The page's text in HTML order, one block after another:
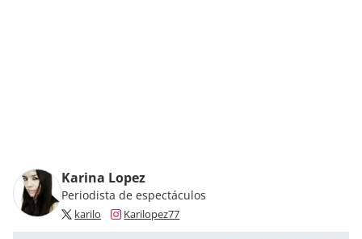
Karina Lopez
Periodista de espectáculos
karilo Karilopez77